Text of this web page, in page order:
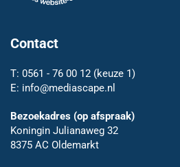
Contact
T: 0561 - 76 00 12 (keuze 1)
E: info@mediascape.nl
Bezoekadres (op afspraak)
Koningin Julianaweg 32
8375 AC Oldemarkt